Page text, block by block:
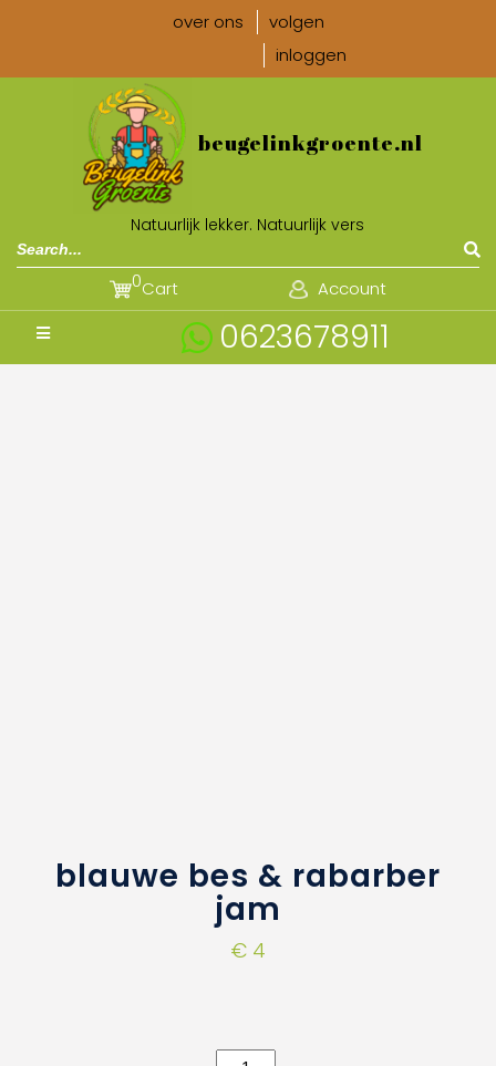
over ons
volgen
inloggen
beugelinkgroente.nl
Natuurlijk lekker. Natuurlijk vers
Cart
0 Account
0623678911
blauwe bes & rabarber
jam
€4